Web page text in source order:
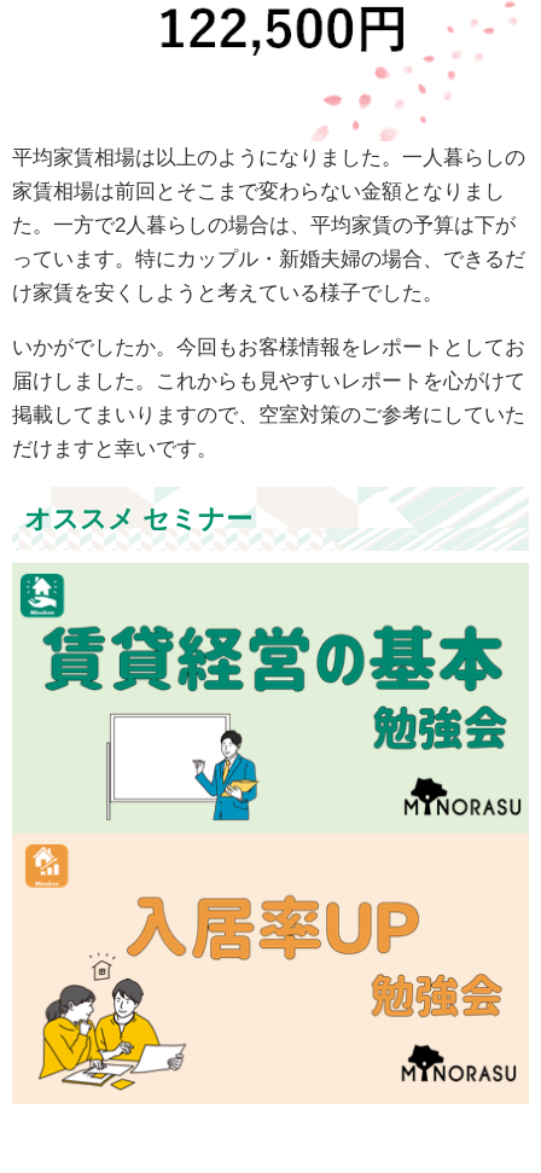
平均家賃相場は以上のようになりました。一人暮らしの
家賃相場は前回とそこまで変わらない金額となりまし
た。一方で2人暮らしの場合は、平均家賃の予算は下が
っています。特にカップル・新婚夫婦の場合、できるだ
け家賃を安くしようと考えている様子でした。
いかがでしたか。今回もお客様情報をレポートとしてお
届けしました。これからも見やすいレポートを心がけて
掲載してまいりますので、空室対策のご参考にしていた
だけますと幸いです。
オススメ セミナー